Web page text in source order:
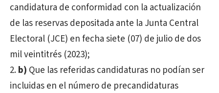
candidatura de conformidad con la actualización
de las reservas depositada ante la Junta Central
Electoral (JCE) en fecha siete (07) de julio de dos
mil veintitrés (2023);
b) Que las referidas candidaturas no podían ser
incluidas en el número de precandidaturas